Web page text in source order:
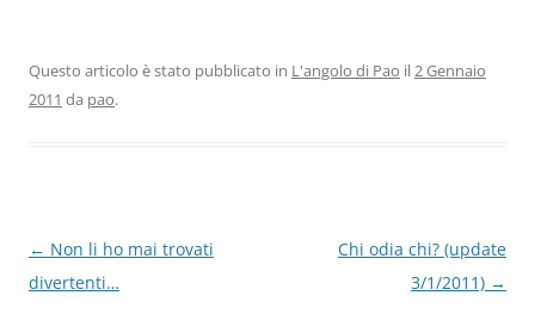
Questo articolo è stato pubblicato in L'angolo di Pao il2 Gennaio
2011 da pao.
Navigazione
articolo
← Non li ho mai trovati
divertenti…
Chi odia chi? (update
3/1/2011) →